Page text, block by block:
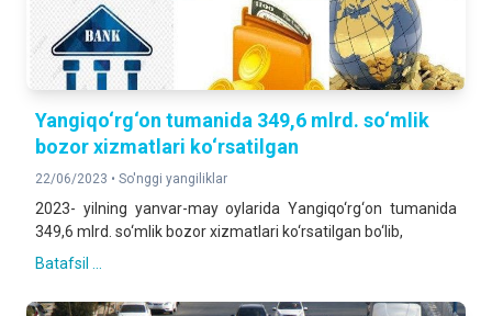
Yangiqo‘rg‘on tumanida 349,6 mlrd. so‘mlik
bozor xizmatlari ko‘rsatilgan
22/06/2023 • So'nggi yangiliklar
2023- yilning yanvar-may oylarida Yangiqo‘rg‘on tumanida
349,6 mlrd. so‘mlik bozor xizmatlari ko‘rsatilgan bo‘lib,
Batafsil ...